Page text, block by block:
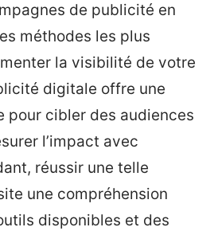
de publicité en
méthodes les plus
la visibilité de votre
digitale offre une
pour cibler des audiences
l’impact avec
réussir une telle
une compréhension
disponibles et des